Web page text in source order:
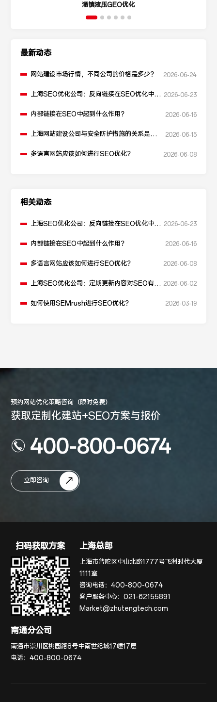
涌镇液压GEO优化
最新动态
网站建设市场行情，不同公司的价格是多少？ 2026-06-24
上海SEO优化公司：反向链接在SEO优化中起 2026-06-23
内部链接在SEO中起到什么作用？ 2026-06-16
上海网站建设公司与安全防护措施的关系是什
2026-06-15
多语言网站应该如何进行SEO优化？ 2026-06-08
相关动态
上海SEO优化公司：反向链接在SEO优化中起 2026-06-23
内部链接在SEO中起到什么作用？ 2026-06-16
多语言网站应该如何进行SEO优化？ 2026-06-08
上海SEO优化公司：定期更新内容对SEO有什 2026-06-02
如何使用SEMrush进行SEO优化？ 2026-03-19
预约网站优化策略咨询（限时免费）
获取定制化建站+SEO方案与报价
400-800-0674
立即咨询
扫码获取方案 上海总部
上海市普陀区中山北路1777号飞洲时代大厦
1111室
咨询电话：400-800-0674
客户服务中心：021-62155891
Market@zhutengtech.com
南通分公司
南通市崇川区桃园路8号中南世纪城17幢17层
电话：400-800-0674